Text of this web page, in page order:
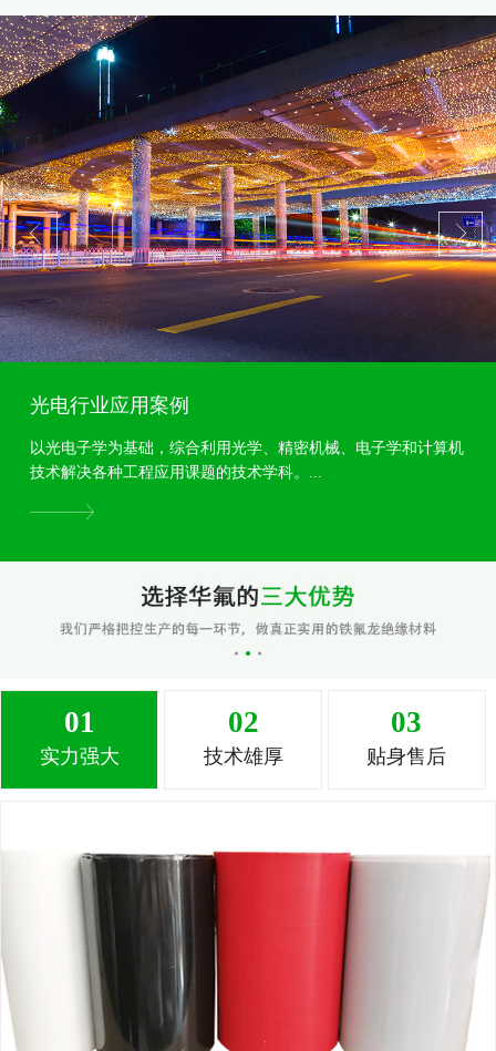
光电行业应用案例
以光电子学为基础，综合利用光学、精密机械、电子学和计算机
技术解决各种工程应用课题的技术学科。...
01
实力强大
02
技术雄厚
03
贴身售后